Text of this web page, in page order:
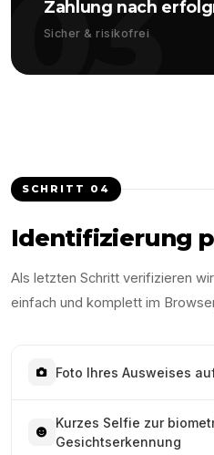
03
Zahlung nach
Sicher & risikofrei
SCHRITT 04
Identifizierung
Als letzten Schritt verifizieren
einfach und komplett im
Foto Ihres Ausweises
Kurzes Selfie zur
Gesichtserkennung